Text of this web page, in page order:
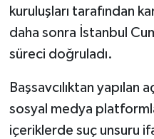
kuruluşları tarafından
daha sonra İstanbul
süreci doğruladı.
Başsavcılıktan yapılan
sosyal medya
içeriklerde suç unsuru